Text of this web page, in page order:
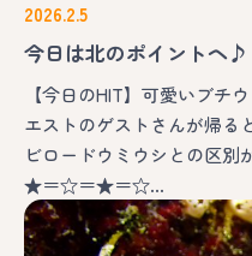
2026.2.5
今日は北のポイントヘ♪
【今日のHIT】可愛いブチ
エストのゲストさんが帰る
ビロードウミウシとの区
★＝☆＝★＝☆…